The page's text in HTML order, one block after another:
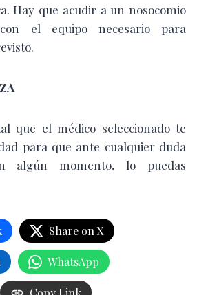
Hay que acudir a un nosocomio
el equipo necesario para
que el médico seleccionado te
para que ante cualquier duda
algún momento, lo puedas
Share on X
WhatsApp